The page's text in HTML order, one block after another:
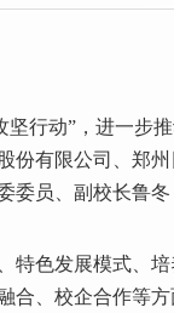
行动”，进一步推
份有限公司、郑
委员、副校长鲁
色发展模式、培
合、校企合作等